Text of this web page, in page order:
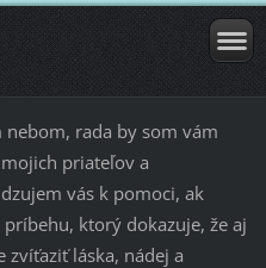
rada by som vám
priateľov a
vás k pomoci, ak
príbehu, ktorý dokazuje, že aj
zvíťaziť láska, nádej a